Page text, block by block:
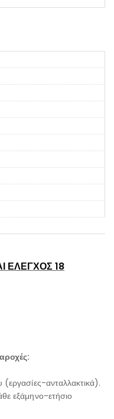
ΈΛΕΓΧΟΣ 18
ανταλλακτικά).
εξάμηνο-ετήσιο